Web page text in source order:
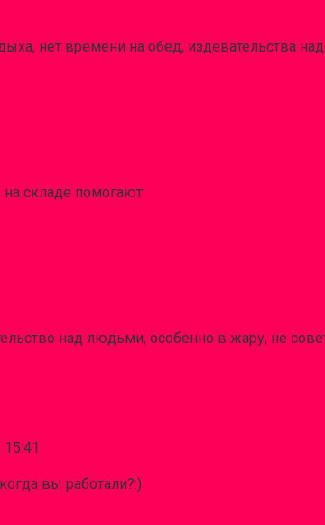
нет времени на обед, издевательства
на складе помогают
над людьми, особенно в жару, не
вы работали?:)